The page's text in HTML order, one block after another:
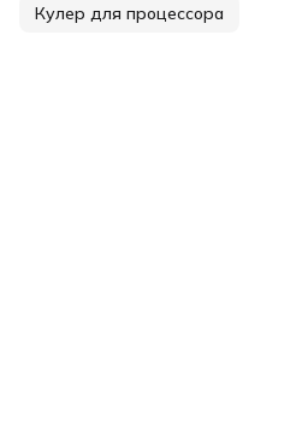
Кулер для процессора